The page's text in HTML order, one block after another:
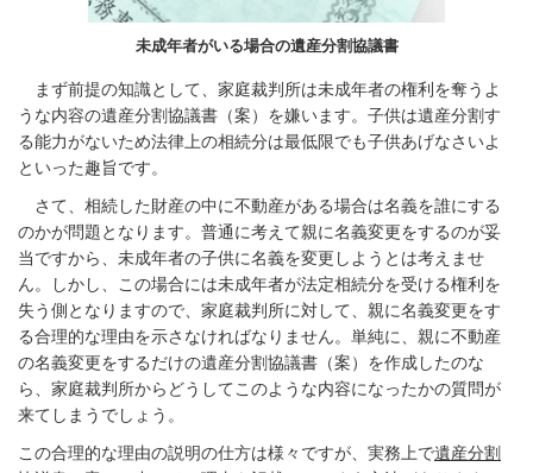
未成年者がいる場合の遺産分割協議書
まず前提の知識として、家庭裁判所は未成年者の権利を奪うよ
うな内容の遺産分割協議書（案）を嫌います。子供は遺産分割す
る能力がないため法律上の相続分は最低限でも子供あげなさいよ
といった趣旨です。
さて、相続した財産の中に不動産がある場合は名義を誰にする
のかが問題となります。普通に考えて親に名義変更をするのが妥
当ですから、未成年者の子供に名義を変更しようとは考えませ
ん。しかし、この場合には未成年者が法定相続分を受ける権利を
失う側となりますので、家庭裁判所に対して、親に名義変更をす
る合理的な理由を示さなければなりません。単純に、親に不動産
の名義変更をするだけの遺産分割協議書（案）を作成したのな
ら、家庭裁判所からどうしてこのような内容になったかの質問が
来てしまうでしょう。
この合理的な理由の説明の仕方は様々ですが、実務上で遺産分割